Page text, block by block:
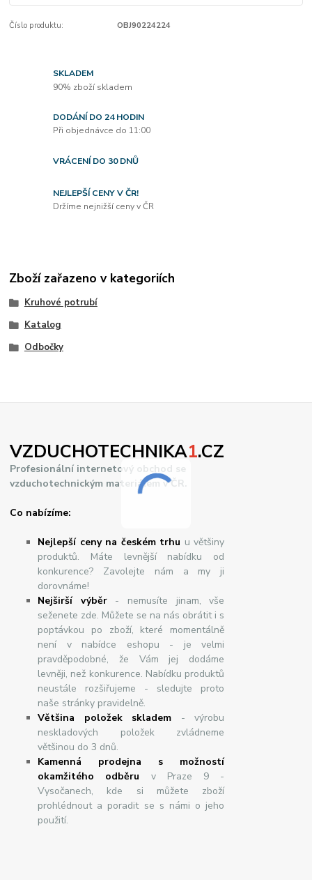
Číslo produktu: OBJ90224224
SKLADEM
90% zboží skladem
DODÁNÍ DO 24 HODIN
Při objednávce do 11:00
VRÁCENÍ DO 30 DNŮ
NEJLEPŠÍ CENY V ČR!
Držíme nejnižší ceny v ČR
Zboží zařazeno v kategoriích
Kruhové potrubí
Katalog
Odbočky
VZDUCHOTECHNIKA1.CZ
Profesionální internetový obchod se
vzduchotechnickým materiálem v ČR.
Co nabízíme:
Nejlepší ceny na českém trhu u většiny
produktů. Máte levnější nabídku od
konkurence? Zavolejte nám a my ji
dorovnáme!
Nejširšívýběr- nemusíte jinam, vše
seženete zde. Můžete se na nás obrátit i s
poptávkou po zboží, které momentálně
není v nabídce eshopu - je velmi
pravděpodobné, že Vám jej dodáme
levněji, než konkurence. Nabídku produktů
neustále rozšiřujeme - sledujte proto
naše stránky pravidelně.
Většina položek skladem - výrobu
neskladových položek zvládneme
většinou do 3 dnů.
Kamenná prodejna s možností
okamžitého odběru v Praze 9 -
Vysočanech, kde si můžete zboží
prohlédnout a poradit se s námi o jeho
použití.